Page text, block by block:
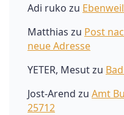
Adi ruko zu
Matthias zu Post
neue Adresse
YETER, Mesutzu
Jost-Arend zu Amt
25712